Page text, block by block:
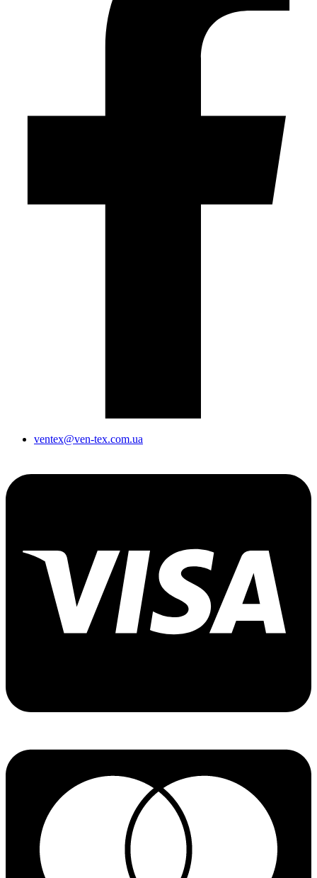
ventex@ven-tex.com.ua